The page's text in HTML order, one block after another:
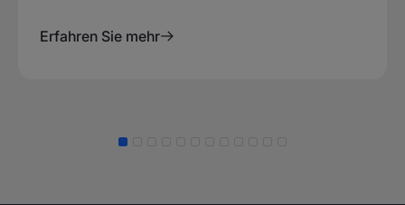
Erfahren Sie mehr